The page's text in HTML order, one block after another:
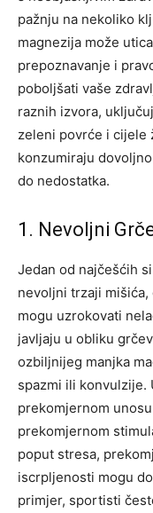
pažnju na nekoliko
magnezija može
prepoznavanje i
poboljšati vaše
raznih izvora,
zeleni povrće i cijele
konzumiraju
do nedostatka.
1. Nevoljni
Jedan od najčešćih
nevoljni trzaji
mogu uzrokovati
javljaju u obliku
ozbiljnijeg manjka
spazmi ili konvulzije.
prekomjernom
prekomjernom
poput stresa,
iscrpljenosti mogu
primjer, sportisti